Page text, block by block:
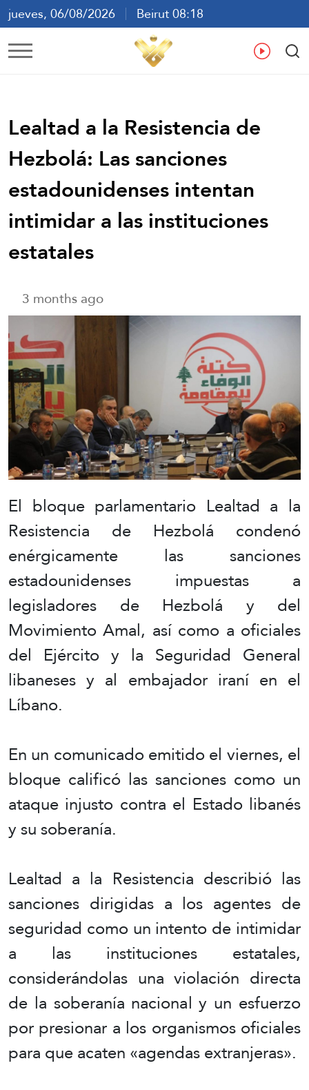
jueves, 06/08/2026
Beirut 08:18
ع En
Lealtad a la Resistencia de
Hezbolá: Las sanciones
estadounidenses intentan
intimidar a las instituciones
estatales
3 months ago
El bloque parlamentario Lealtad a la
Resistencia de Hezbolá condenó
enérgicamente las sanciones
estadounidenses impuestas a
legisladores de Hezbolá y del
Movimiento Amal, así como a oficiales
del Ejército y la Seguridad General
libaneses y al embajador iraní en el
Líbano.
En un comunicado emitido el viernes, el
bloque calificó las sanciones como un
ataque injusto contra el Estado libanés
y su soberanía.
Lealtad a la Resistencia describió las
sanciones dirigidas a los agentes de
seguridad como un intento de intimidar
a las instituciones estatales,
considerándolas una violación directa
de la soberanía nacional y un esfuerzo
por presionar a los organismos oficiales
para que acaten «agendas extranjeras».